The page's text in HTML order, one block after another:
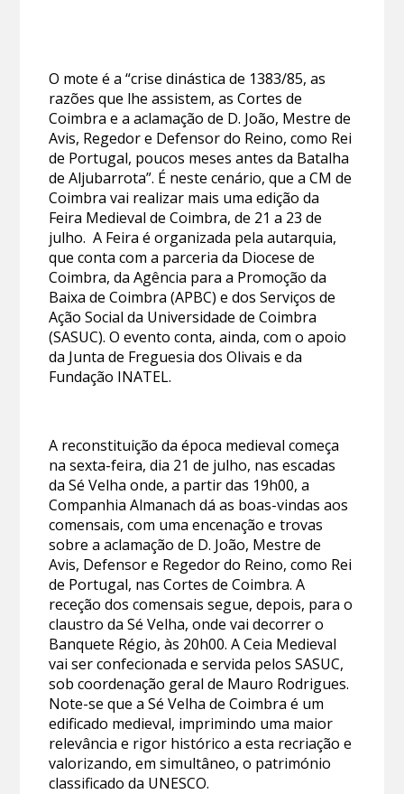
O mote é a “crise dinástica de 1383/85, as
razões que lhe assistem, as Cortes de
Coimbra e a aclamação de D. João, Mestre de
Avis, Regedor e Defensor do Reino, como Rei
de Portugal, poucos meses antes da Batalha
de Aljubarrota”. É neste cenário, que a CM de
Coimbra vai realizar mais uma edição da
Feira Medieval de Coimbra, de 21 a 23 de
julho. A Feira é organizada pela autarquia,
que conta com a parceria da Diocese de
Coimbra, da Agência para a Promoção da
Baixa de Coimbra (APBC) e dos Serviços de
Ação Social da Universidade de Coimbra
(SASUC). O evento conta, ainda, com o apoio
da Junta de Freguesia dos Olivais e da
Fundação INATEL.
A reconstituição da época medieval começa
na sexta-feira, dia 21 de julho, nas escadas
da Sé Velha onde, a partir das 19h00, a
Companhia Almanach dá as boas-vindas aos
comensais, com uma encenação e trovas
sobre a aclamação de D. João, Mestre de
Avis, Defensor e Regedor do Reino, como Rei
de Portugal, nas Cortes de Coimbra. A
receção dos comensais segue, depois, para o
claustro da Sé Velha, onde vai decorrer o
Banquete Régio, às 20h00. A Ceia Medieval
vai ser confecionada e servida pelos SASUC,
sob coordenação geral de Mauro Rodrigues.
Note-se que a Sé Velha de Coimbra é um
edificado medieval, imprimindo uma maior
relevância e rigor histórico a esta recriação e
valorizando, em simultâneo, o património
classificado da UNESCO.